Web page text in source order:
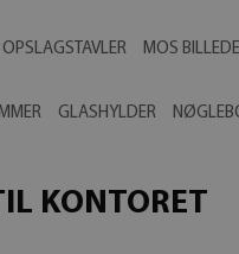
MOS
GLASHYLDER
KONTORET